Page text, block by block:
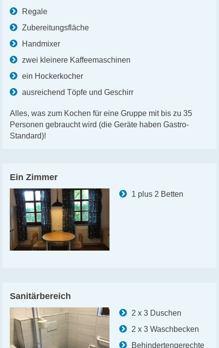
Regale
Zubereitungsfläche
Handmixer
zwei kleinere Kaffeemaschinen
ein Hockerkocher
ausreichend Töpfe und Geschirr
Alles, was zum Kochen für eine Gruppe mit bis zu 35
Personen gebraucht wird (die Geräte haben Gastro-
Standard)!
Ein Zimmer
1 plus 2 Betten
Sanitärbereich
2 x 3 Duschen
2 x 3 Waschbecken
Behindertengerechte